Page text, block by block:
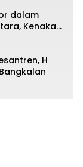
dalam
Kenakan
H